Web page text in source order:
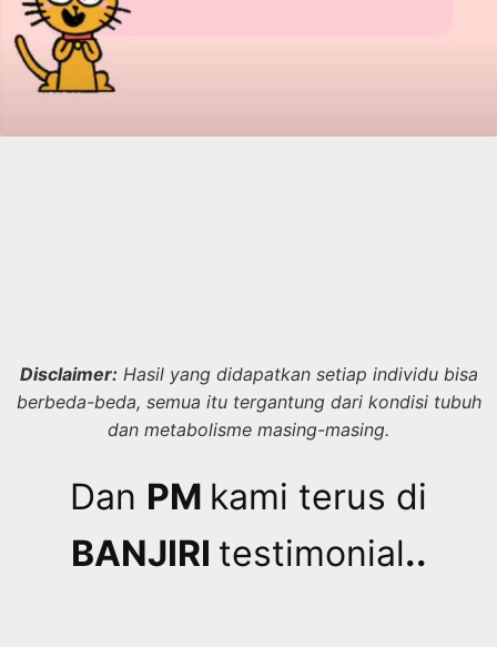
Disclaimer: Hasil yang didapatkan setiap individu bisa
berbeda-beda, semua itu tergantung dari kondisi tubuh
dan metabolisme masing-masing.
Dan PM kami terus di
BANJIRI testimonial..